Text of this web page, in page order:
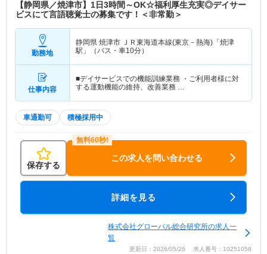
【静岡県／焼津市】1日3時間～OK☆福利厚生充実◎デイサー
ビスにて言語聴覚士の募集です！＜非常勤＞
勤務地
静岡県 焼津市 ＪＲ東海道本線(東京－熱海)「焼津
駅」（バス・車10分）
仕事内容
■デイサービスでの機能訓練業務 ・ご利用者様に対
する運動機能の維持、改善業務 …
車通勤可 積極採用中
保存する
この求人を問い合わせる
詳細を見る
株式会社グローバル総合研究所の求人一
覧
更新日：2026/05/26 求人番号：10251058